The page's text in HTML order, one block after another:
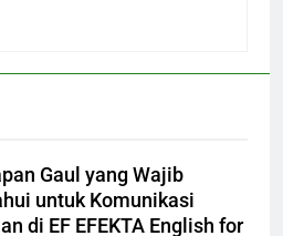
Gaul yang Wajib
untuk Komunikasi
di EF EFEKTA English for